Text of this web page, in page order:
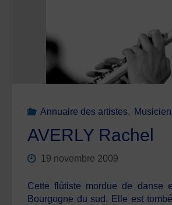
Annuaire des artistes,
AVERLY Rachel
19 novembre 2009
Cette flûtiste mordue de
Bourgogne du sud. Elle est